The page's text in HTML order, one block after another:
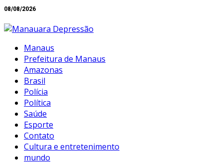
08/08/2026
Manaus
Prefeitura de Manaus
Amazonas
Brasil
Polícia
Política
Saúde
Esporte
Contato
Cultura e entretenimento
mundo